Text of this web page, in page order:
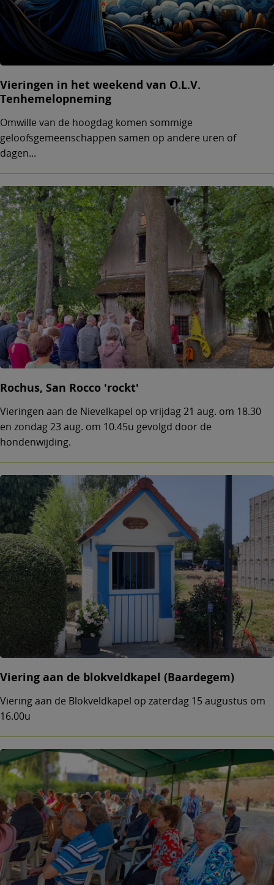
Vieringen in het weekend van O.L.V.
Tenhemelopneming
Omwille van de hoogdag komen sommige
geloofsgemeenschappen samen op andere uren of
dagen...
Rochus, San Rocco 'rockt'
Vieringen aan de Nievelkapel op vrijdag 21 aug. om 18.30
en zondag 23 aug. om 10.45u gevolgd door de
hondenwijding.
Viering aan de blokveldkapel (Baardegem)
Viering aan de Blokveldkapel op zaterdag 15 augustus om
16.00u